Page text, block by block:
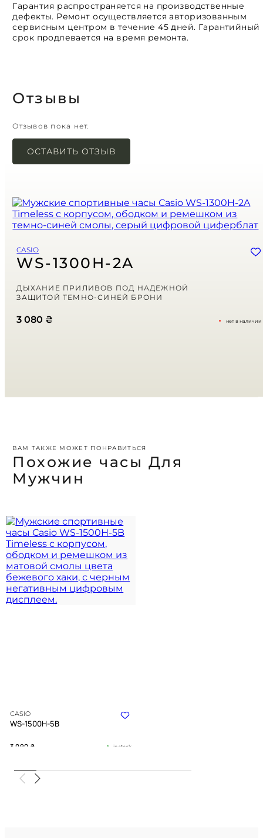
Гарантия распространяется на производственные
дефекты. Ремонт осуществляется авторизованным
сервисным центром в течение 45 дней. Гарантийный
срок продлевается на время ремонта.
Отзывы
Отзывов пока нет.
ОСТАВИТЬ ОТЗЫВ
Имя*
Сохранить моё имя, email и адрес сайта в этом браузере для
последующих моих комментариев.
Ваша оценка
CASIO
WS-1300H-2A
ДЫХАНИЕ ПРИЛИВОВ ПОД НАДЕЖНОЙ
ЗАЩИТОЙ ТЕМНО-СИНЕЙ БРОНИ
3 080 ₴ нет в наличии
ВАМ ТАКЖЕ МОЖЕТ ПОНРАВИТЬСЯ
Похожие часы Для
Мужчин
CASIO
WS-1500H-5B
3 090 ₴ in stock
броней цвета хаки